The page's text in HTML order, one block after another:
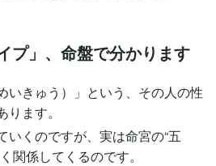
プ」、命盤で分かります
いきゅう）」という、その人の性
ます。
いくのですが、実は命宮の“五
関係してくるのです。